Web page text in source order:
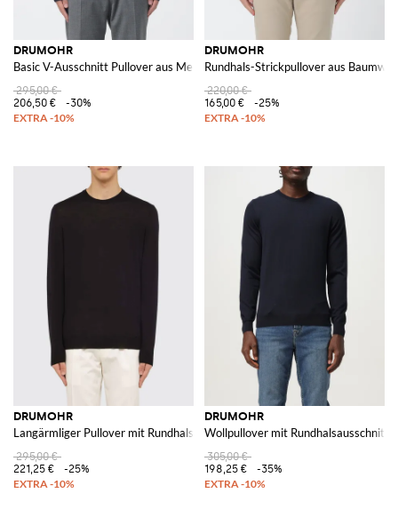
DRUMOHR
Basic V-Ausschnitt Pullover aus Merinowolle
295,00 €
206,50 €
-30%
DRUMOHR
Rundhals-Strickpullover aus
220,00 €
165,00 €
-25%
DRUMOHR
Langärmliger Pullover mit Rundhalsausschnitt und gerippten Bündchen
295,00 €
221,25 €
-25%
DRUMOHR
Wollpullover mit Rundhalsausschnitt
305,00 €
198,25 €
-35%